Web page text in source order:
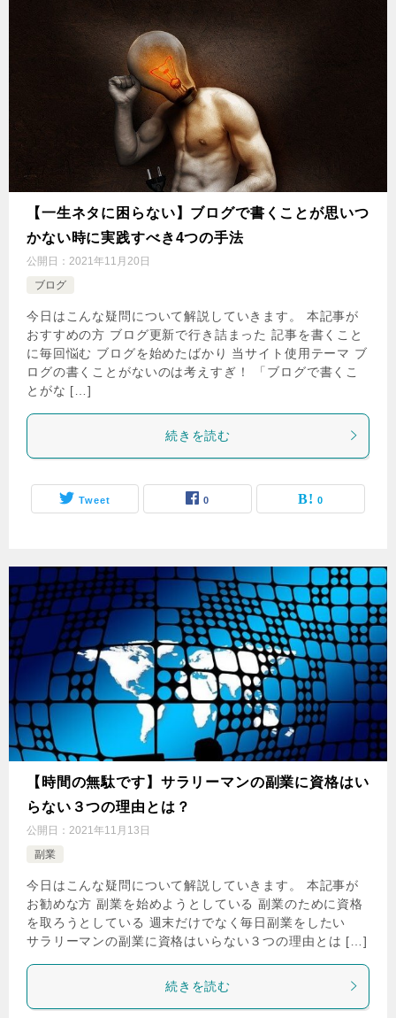
【一生ネタに困らない】ブログで書くことが思いつ
かない時に実践すべき4つの手法
公開日： 2021年11月20日
ブログ
今日はこんな疑問について解説していきます。 本記事が
おすすめの方 ブログ更新で行き詰まった 記事を書くこと
に毎回悩む ブログを始めたばかり 当サイト使用テーマ ブ
ログの書くことがないのは考えすぎ！ 「ブログで書くこ
とがな […]
続きを読む
Tweet 0 0
【時間の無駄です】サラリーマンの副業に資格はい
らない３つの理由とは？
公開日： 2021年11月13日
副業
今日はこんな疑問について解説していきます。 本記事が
お勧めな方 副業を始めようとしている 副業のために資格
を取ろうとしている 週末だけでなく毎日副業をしたい
サラリーマンの副業に資格はいらない３つの理由とは […]
続きを読む